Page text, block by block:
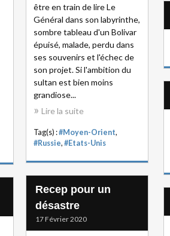
être en train de lire Le
Général dans son labyrinthe,
sombre tableau d'un Bolivar
épuisé, malade, perdu dans
ses souvenirs et l'échec de
son projet. Si l'ambition du
sultan est bien moins
grandiose...
Lire la suite
Tag(s) :#Moyen-Orient,
#Russie, #Etats-Unis
Recep pour un
désastre
17 Février 2020